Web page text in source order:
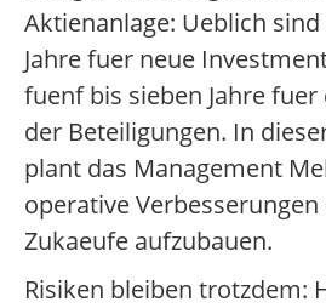
Aktienanlage: Ueblich
Jahre fuer neue
fuenf bis sieben Jahre
der Beteiligungen. In
plant das Management
operative
Zukaeufe aufzubauen.
Risiken bleiben trotzdem: